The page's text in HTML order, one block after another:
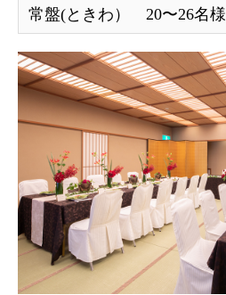
常盤(ときわ） 20〜26名様